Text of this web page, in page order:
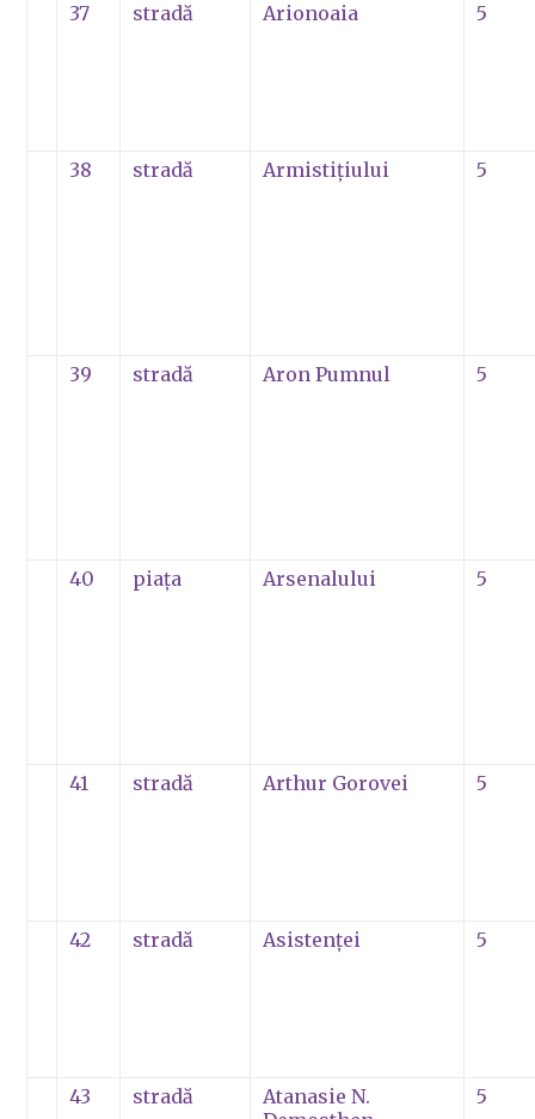
37 stradă Arionoaia 5
38 stradă Armistiţiului 5
39 stradă Aron Pumnul 5
40 piaţa Arsenalului 5
41 stradă Arthur Gorovei 5
42 stradă Asistenţei 5
43 stradă
Atanasie N.
5